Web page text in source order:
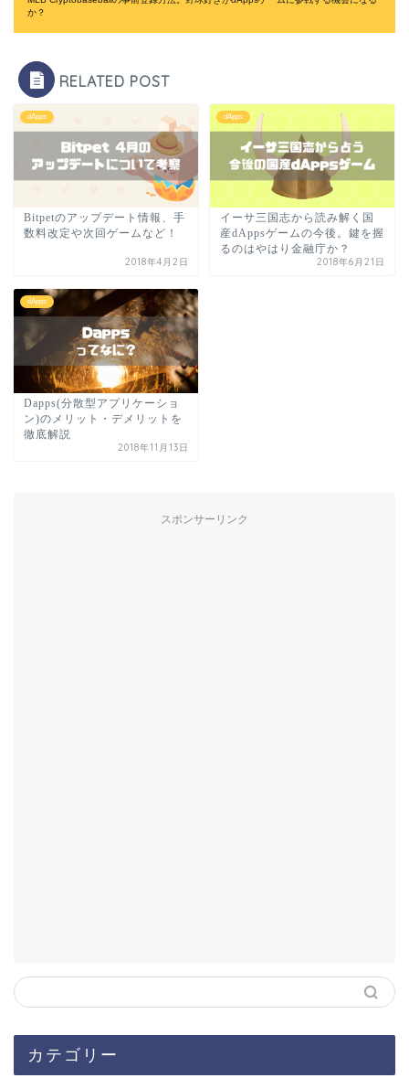
か？
RELATED POST
dApps
Bitpetのアップデート情報、手
数料改定や次回ゲームなど！
2018年4月2日
dApps
イーサ三国志から読み解く国
産dAppsゲームの今後。鍵を握
るのはやはり金融庁か？
2018年6月21日
dApps
Dapps(分散型アプリケーショ
ン)のメリット・デメリットを
徹底解説
2018年11月13日
スポンサーリンク
カテゴリー